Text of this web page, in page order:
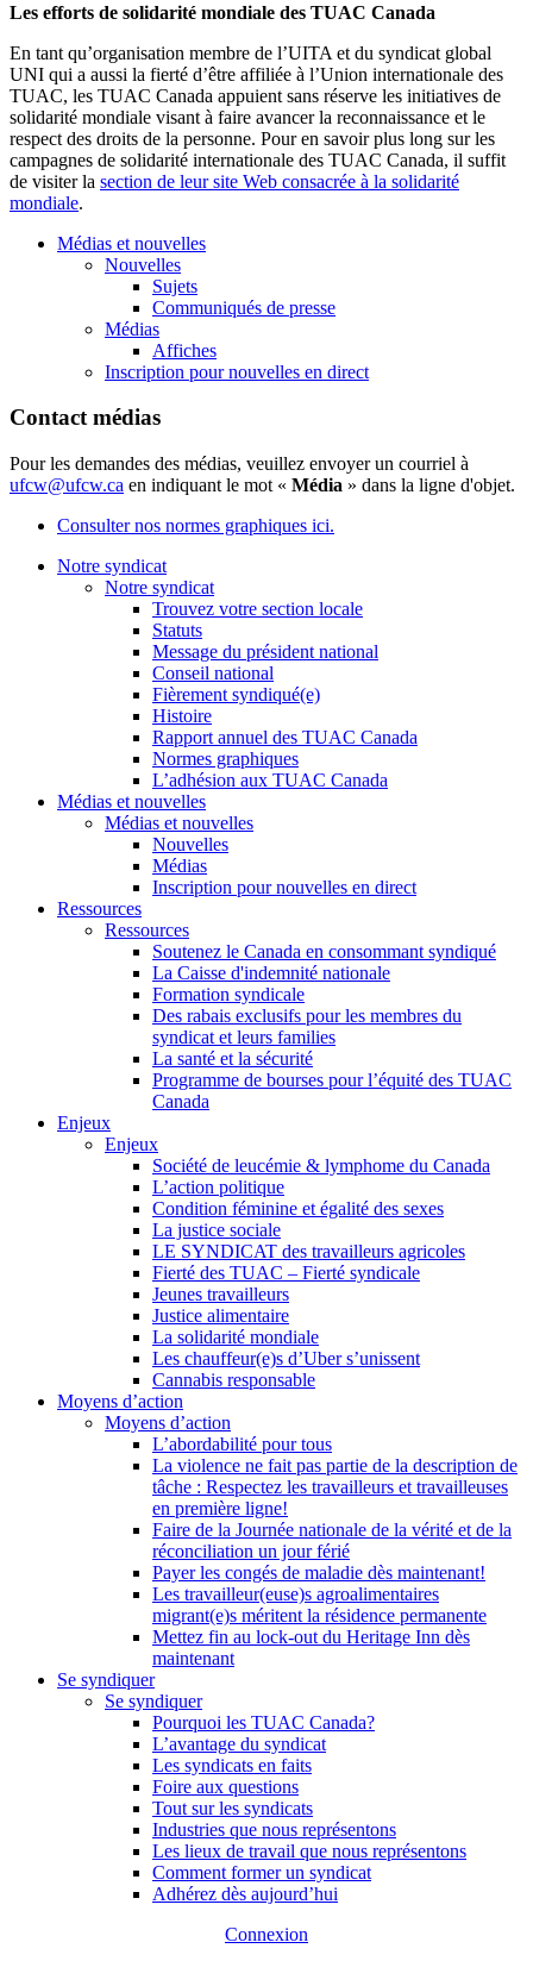
Les efforts de solidarité mondiale des TUAC Canada
En tant qu’organisation membre de l’UITA et du syndicat global
UNI qui a aussi la fierté d’être affiliée à l’Union internationale des
TUAC, les TUAC Canada appuient sans réserve les initiatives de
solidarité mondiale visant à faire avancer la reconnaissance et le
respect des droits de la personne. Pour en savoir plus long sur les
campagnes de solidarité internationale des TUAC Canada, il suffit
de visiter la section de leur site Web consacrée à la solidarité
mondiale.
Médias et nouvelles
Nouvelles
Sujets
Communiqués de presse
Médias
Affiches
Inscription pour nouvelles en direct
Contact médias
Pour les demandes des médias, veuillez envoyer un courriel à
ufcw@ufcw.ca en indiquant le mot « Média » dans la ligne d'objet.
Consulter nos normes graphiques ici.
Notre syndicat
Notre syndicat
Trouvez votre section locale
Statuts
Message du président national
Conseil national
Fièrement syndiqué(e)
Histoire
Rapport annuel des TUAC Canada
Normes graphiques
L’adhésion aux TUAC Canada
Médias et nouvelles
Médias et nouvelles
Nouvelles
Médias
Inscription pour nouvelles en direct
Ressources
Ressources
Soutenez le Canada en consommant syndiqué
La Caisse d'indemnité nationale
Formation syndicale
Des rabais exclusifs pour les membres du
syndicat et leurs families
La santé et la sécurité
Programme de bourses pour l’équité des TUAC
Canada
Enjeux
Enjeux
Société de leucémie & lymphome du Canada
L’action politique
Condition féminine et égalité des sexes
La justice sociale
LE SYNDICAT des travailleurs agricoles
Fierté des TUAC – Fierté syndicale
Jeunes travailleurs
Justice alimentaire
La solidarité mondiale
Les chauffeur(e)s d’Uber s’unissent
Cannabis responsable
Moyens d’action
Moyens d’action
L’abordabilité pour tous
La violence ne fait pas partie de la description de
tâche : Respectez les travailleurs et travailleuses
en première ligne!
Faire de la Journée nationale de la vérité et de la
réconciliation un jour férié
Payer les congés de maladie dès maintenant!
Les travailleur(euse)s agroalimentaires
migrant(e)s méritent la résidence permanente
Mettez fin au lock-out du Heritage Inn dès
maintenant
Se syndiquer
Se syndiquer
Pourquoi les TUAC Canada?
L’avantage du syndicat
Les syndicats en faits
Foire aux questions
Tout sur les syndicats
Industries que nous représentons
Les lieux de travail que nous représentons
Comment former un syndicat
Adhérez dès aujourd’hui
Connexion